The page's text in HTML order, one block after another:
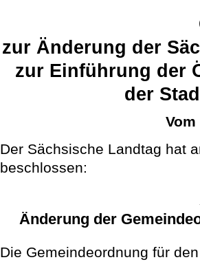
zur Änderung der
zur Einführung der
der
Der Sächsische Landtag hat
beschlossen:
Änderung der
Die Gemeindeordnung für